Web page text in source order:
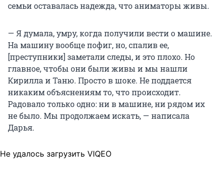
семьи оставалась надежда, что аниматоры живы.
— Я думала, умру, когда получили вести о машине.
На машину вообще пофиг, но, спалив ее,
[преступники] заметали следы, и это плохо. Но
главное, чтобы они были живы и мы нашли
Кирилла и Таню. Просто в шоке. Не поддается
никаким объяснениям то, что происходит.
Радовало только одно: ни в машине, ни рядом их
не было. Мы продолжаем искать, — написала
Дарья.
Не удалось загрузить VIQEO